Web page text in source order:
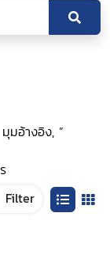
มอ้างอิง, ”
Filter